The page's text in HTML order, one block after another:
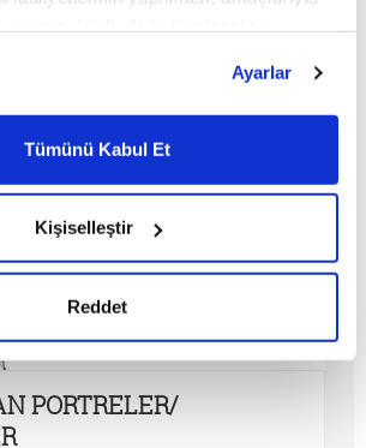
Çerezlere ilişkin detaylı bilgi için
Çerez Bilgilendirme
edebilirsiniz.
Sitesi Aydınlatma Metnimizi
ziyaretiniz kapsamında
işleme faaliyetleri ile ilgili daha
Ayarlar
Tümünü Kabul Et
Kişiselleştir
Reddet
PORTRELER/